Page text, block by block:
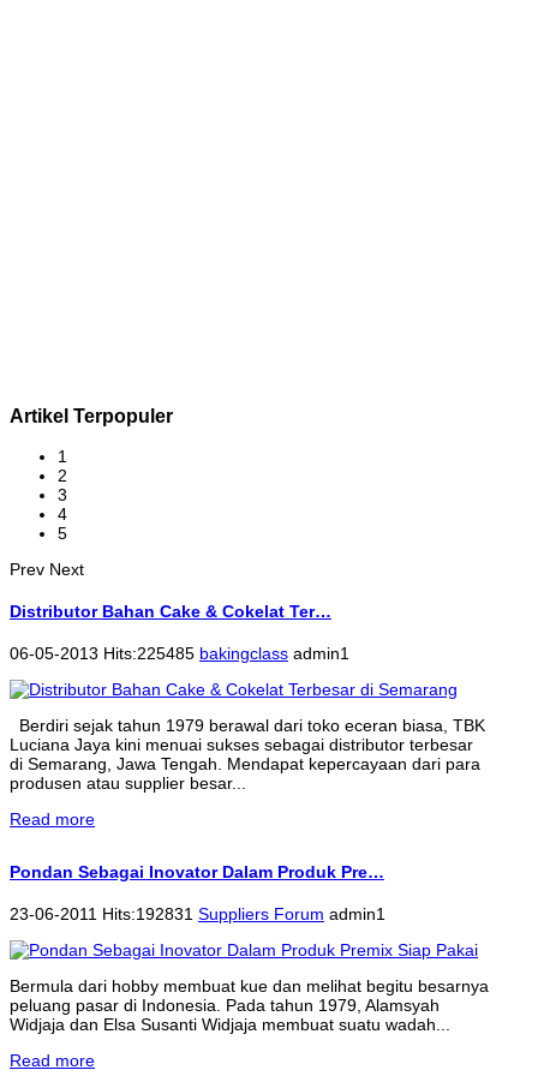
Artikel Terpopuler
1
2
3
4
5
Prev Next
Distributor Bahan Cake & Cokelat Ter…
06-05-2013 Hits:225485 bakingclass admin1
Berdiri sejak tahun 1979 berawal dari toko eceran biasa, TBK
Luciana Jaya kini menuai sukses sebagai distributor terbesar
di Semarang, Jawa Tengah. Mendapat kepercayaan dari para
produsen atau supplier besar...
Read more
Pondan Sebagai Inovator Dalam Produk Pre…
23-06-2011 Hits:192831 Suppliers Forum admin1
Bermula dari hobby membuat kue dan melihat begitu besarnya
peluang pasar di Indonesia. Pada tahun 1979, Alamsyah
Widjaja dan Elsa Susanti Widjaja membuat suatu wadah...
Read more